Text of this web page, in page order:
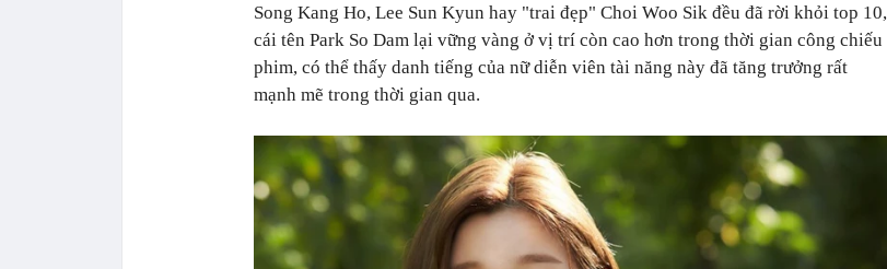
Song Kang Ho, Lee Sun Kyun hay "trai đẹp" Choi Woo Sik đều đã rời khỏi top 10,
cái tên Park So Dam lại vững vàng ở vị trí còn cao hơn trong thời gian công chiếu
phim, có thể thấy danh tiếng của nữ diễn viên tài năng này đã tăng trưởng rất
mạnh mẽ trong thời gian qua.